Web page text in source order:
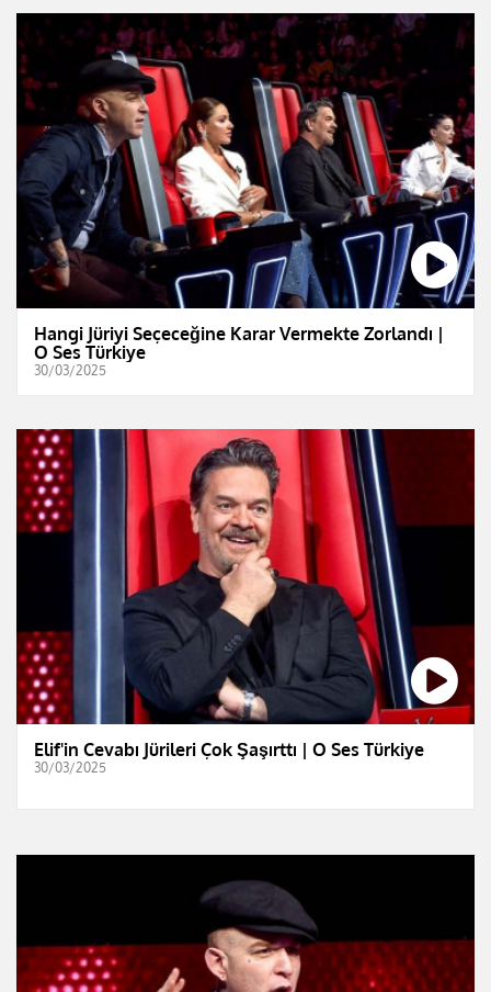
Hangi Jüriyi Seçeceğine Karar Vermekte Zorlandı |
O Ses Türkiye
30/03/2025
Elif'in Cevabı Jürileri Çok Şaşırttı | O Ses Türkiye
30/03/2025